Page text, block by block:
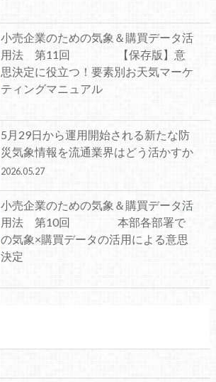
小売企業のための気象＆購買データ活
用法 第11回 【保存版】意
思決定に役立つ！要素別お天気マーケ
ティングマニュアル
5月29日から運用開始される新たな防
災気象情報を流通業界はどう活かすか
2026.05.27
小売企業のための気象＆購買データ活
用法 第10回 本部各部署で
の気象×購買データの活用による意思
決定